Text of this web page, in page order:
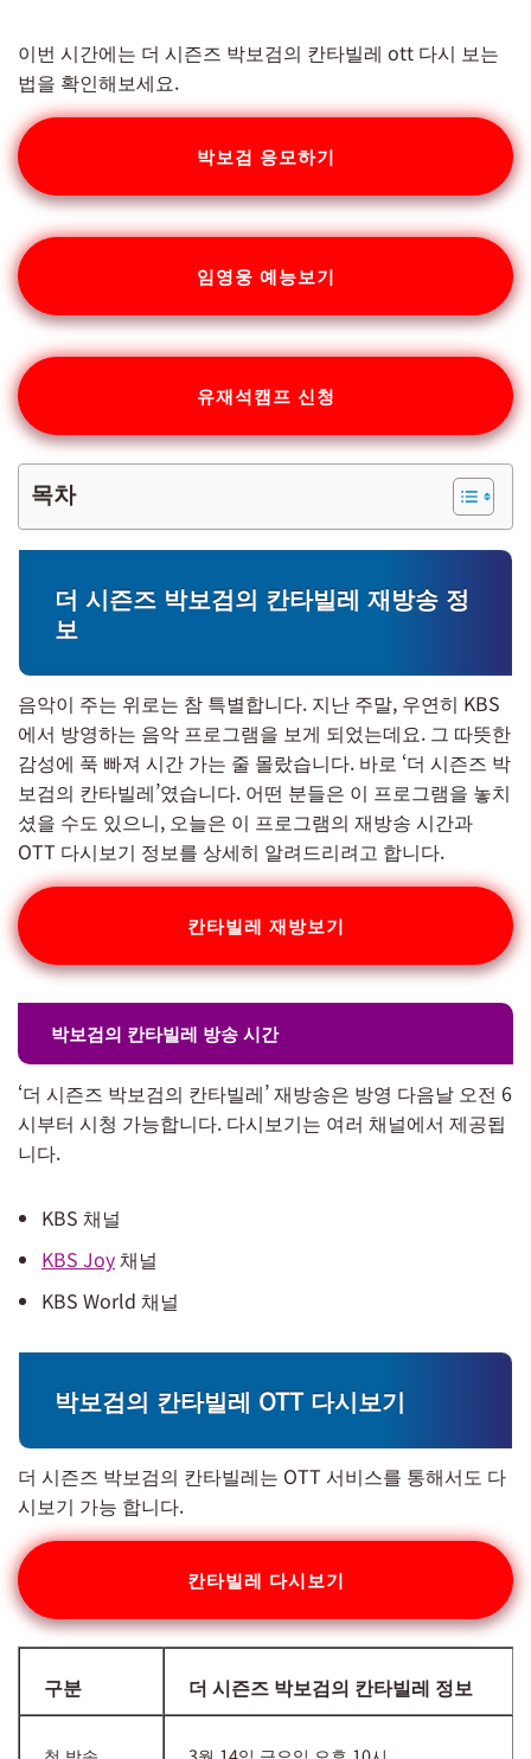
이번 시간에는 더 시즌즈 박보검의 칸타빌레 ott 다시 보는
법을 확인해보세요.
박보검 응모하기
임영웅 예능보기
유재석캠프 신청
목차
더 시즌즈 박보검의 칸타빌레 재방송 정
보
음악이 주는 위로는 참 특별합니다. 지난 주말, 우연히 KBS
에서 방영하는 음악 프로그램을 보게 되었는데요. 그 따뜻한
감성에 푹 빠져 시간 가는 줄 몰랐습니다. 바로 ‘더 시즌즈 박
보검의 칸타빌레’였습니다. 어떤 분들은 이 프로그램을 놓치
셨을 수도 있으니, 오늘은 이 프로그램의 재방송 시간과
OTT 다시보기 정보를 상세히 알려드리려고 합니다.
칸타빌레 재방보기
박보검의 칸타빌레 방송 시간
‘더 시즌즈 박보검의 칸타빌레’ 재방송은 방영 다음날 오전 6
시부터 시청 가능합니다. 다시보기는 여러 채널에서 제공됩
니다.
KBS 채널
KBS Joy 채널
KBS World 채널
박보검의 칸타빌레 OTT 다시보기
더 시즌즈 박보검의 칸타빌레는 OTT 서비스를 통해서도 다
시보기 가능 합니다.
칸타빌레 다시보기
구분 더 시즌즈 박보검의 칸타빌레 정보